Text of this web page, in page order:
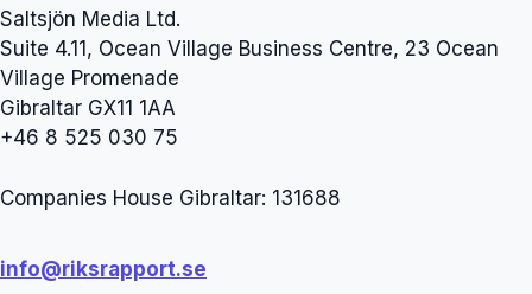
Saltsjön Media Ltd.
Suite 4.11, Ocean Village Business Centre, 23 Ocean
Village Promenade
Gibraltar GX11 1AA
+46 8 525 030 75
Companies House Gibraltar: 131688
info@riksrapport.se